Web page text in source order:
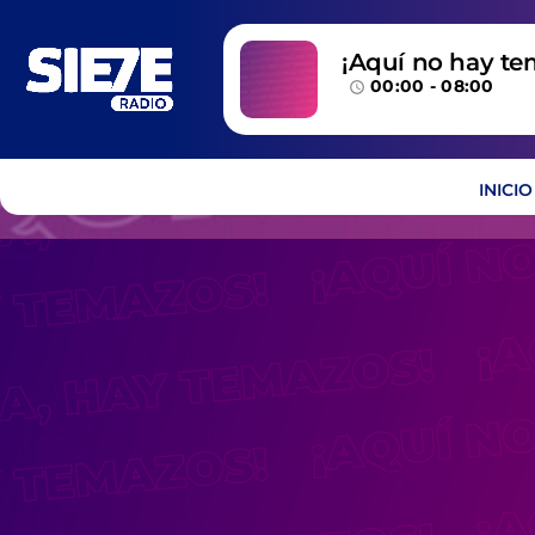
¡Aquí no hay
temazos!
access_time 00:00 - 08:00
INICIO